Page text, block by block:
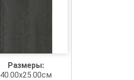
Размеры:
40.00x25.00см